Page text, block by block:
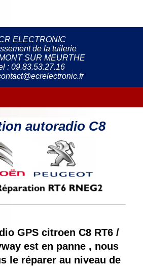
ELECTRONIC
de la tuilerie
SUR MEURTHE
: 09.83.53.27.16
autoradio C8
GPS citroen C8 RT6 /
est en panne , nous
le réparer au niveau de